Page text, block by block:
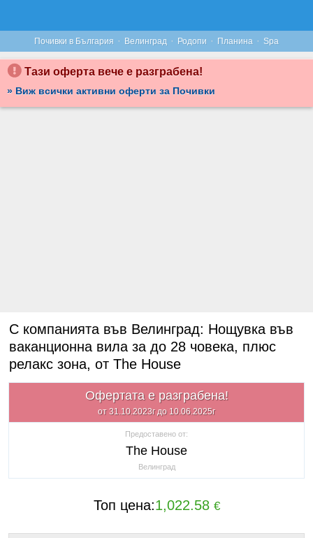
Почивки в България · Велинград · Родопи · Планина · Spa
Тази оферта вече е разграбена!
» Виж всички активни оферти за Почивки
С компанията във Велинград: Нощувка във
ваканционна вила за до 28 човека, плюс
релакс зона, от The House
Офертата е разграбена!
от 31.10.2023г до 10.06.2025г
Предоставено от:
The House
Велинград
Топ цена:1,022.58 €